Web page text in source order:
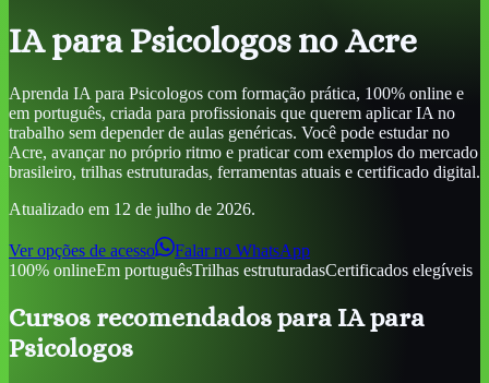
IA para Psicologos no Acre
Aprenda IA para Psicologos com formação prática, 100% online e
em português, criada para profissionais que querem aplicar IA no
trabalho sem depender de aulas genéricas. Você pode estudarno
Acre, avançar no próprio ritmo e praticar com exemplos do mercado
brasileiro, trilhas estruturadas, ferramentas atuais e certificado digital.
Atualizado em 12 de julho de 2026.
Ver opções de acesso
Falar no WhatsApp
100% onlineEm portuguêsTrilhas estruturadasCertificados elegíveis
Cursos recomendados para IA para
Psicologos